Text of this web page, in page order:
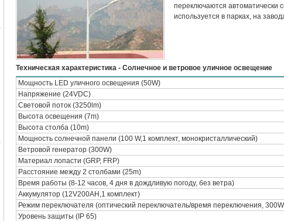
переключаются
используется в парках, на
Техническая характеристика - Солнечное и ветровое уличное освещение
Мощность LED уличного освещения (50W)
Напряжение (24VDC)
Световой поток (3250lm)
Высота освещения (7m)
Высота столба (10m)
Мощность солнечной панели (100 W,1 комплект, монокристаллический)
Ветровой генератор (300W)
Материал лопасти (GRP, FRP)
Расстояние между 2 столбами (25m)
Время работы (8-12 часов, 4 дня в дождливую погоду, без ветра)
Аккумулятор (12V200AH,1 комплект)
Режим переключателя (оптический переключатель/время переключения,
Уровень защиты (IP 65)